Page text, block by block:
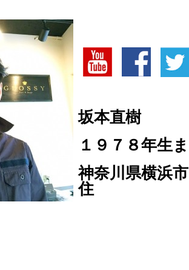
坂本直樹
１９７８年生
神奈川県横浜
住